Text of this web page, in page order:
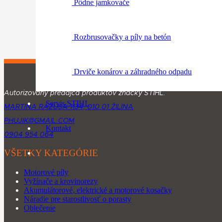
Pôdne jamkovače
Rozbrusovačky a píly na betón
Drviče konárov a záhradného odpadu
Servis STIHL
Kontakt
Autorizovaný predajca produktov značky STIHL.
MARTINA RÁZUSA 1134, 010 01 ŽILINA
PHUJIK@GMAIL.COM
0904 954 064
VŠETKY KATEGÓRIE
Motorové píly
Vyžínače a krovinorezy
Akumulátorové, elektrické a motorové kosačky
Náradie pre starostlivosť o porasty
Oblečenie